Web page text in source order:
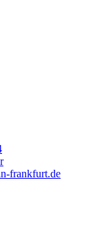
frankfurt.de